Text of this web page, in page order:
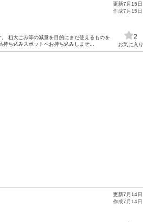
粗⼤ごみ等の減量を⽬的にまだ使えるものを
ち込みスポットへお持ち込みしませ...
更新7月15日
作成7月15日
2
お気に入り
更新7月14日
作成7月14日